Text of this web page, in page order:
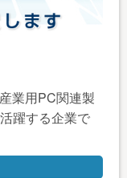
業用PC関連製
躍する企業で